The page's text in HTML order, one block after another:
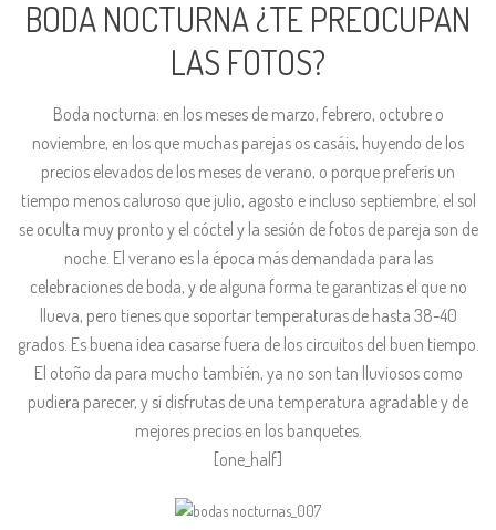
BODA NOCTURNA ¿TE PREOCUPAN
LAS FOTOS?
Boda nocturna: en los meses de marzo, febrero, octubre o
noviembre, en los que muchas parejas os casáis, huyendo de los
precios elevados de los meses de verano, o porque preferís un
tiempo menos caluroso que julio, agosto e incluso septiembre, el sol
se oculta muy pronto y el cóctel y la sesión de fotos de pareja son de
noche. El verano es la época más demandada para las
celebraciones de boda, y de alguna forma te garantizas el que no
llueva, pero tienes que soportar temperaturas de hasta 38-40
grados. Es buena idea casarse fuera de los circuitos del buen tiempo.
El otoño da para mucho también, ya no son tan lluviosos como
pudiera parecer, y sí disfrutas de una temperatura agradable y de
mejores precios en los banquetes.
[one_half]